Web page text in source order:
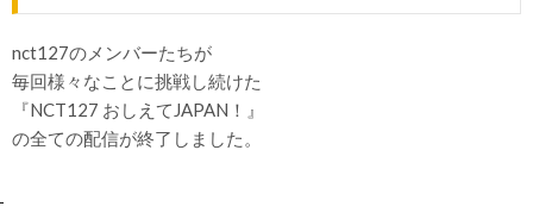
nct127のメンバーたちが
毎回様々なことに挑戦し続けた
『NCT127 おしえてJAPAN！』
の全ての配信が終了しました。